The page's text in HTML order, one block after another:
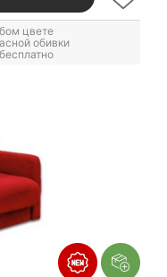
цвете
обивки